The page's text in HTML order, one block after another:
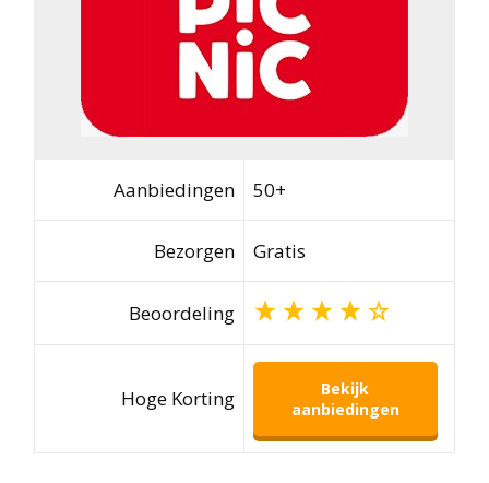
Aanbiedingen 50+
Bezorgen Gratis
Beoordeling
Hoge Korting
Bekijk
aanbiedingen